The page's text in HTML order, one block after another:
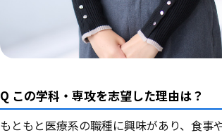
Q この学科・専攻を志望した理由は？
もともと医療系の職種に興味があり、食